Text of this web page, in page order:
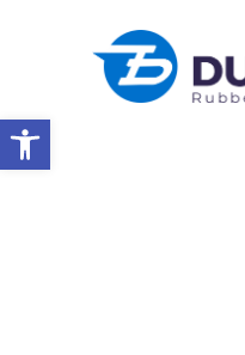
Symbolleiste öffnen